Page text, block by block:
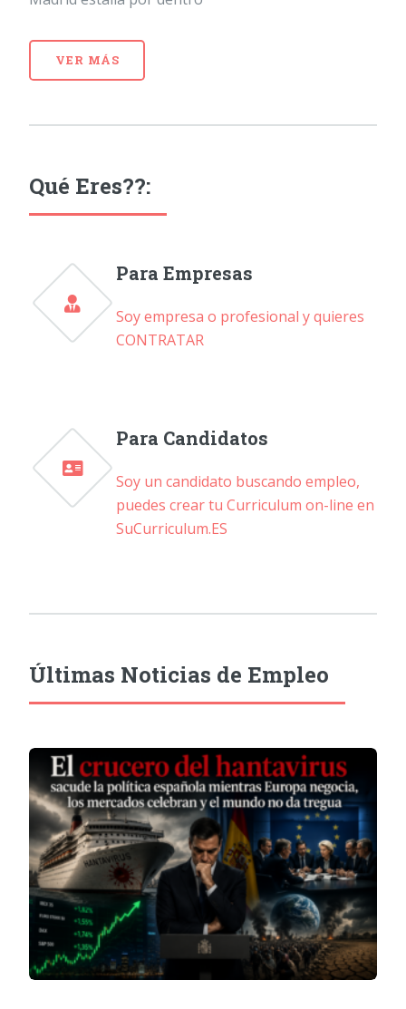
VER MÁS
Qué Eres??:
Para Empresas
Soy empresa o profesional y quieres
CONTRATAR
Para Candidatos
Soy un candidato buscando empleo,
puedes crear tu Curriculum on-line en
SuCurriculum.ES
Últimas Noticias de Empleo